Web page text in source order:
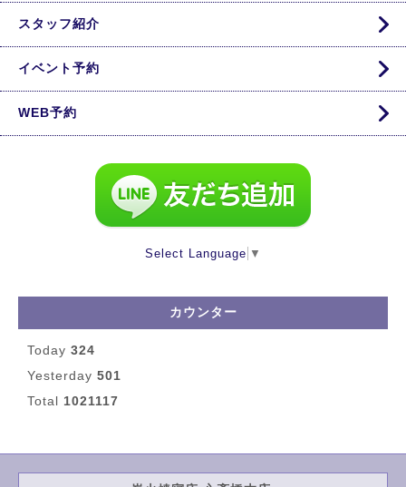
スタッフ紹介
イベント予約
WEB予約
Select Language ▼
カウンター
Today 324
Yesterday 501
Total 1021117